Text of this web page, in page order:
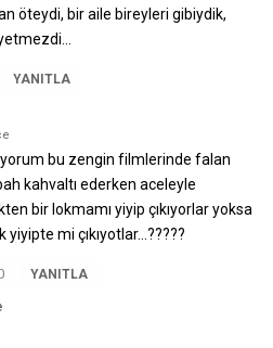
öteydi, bir aile bireyleri gibiydik,
YANITLA
bu zengin filmlerinde falan
kahvaltı ederken aceleyle
bir lokmamı yiyip çıkıyorlar yoksa
mi çıkıyotlar...?????
YANITLA